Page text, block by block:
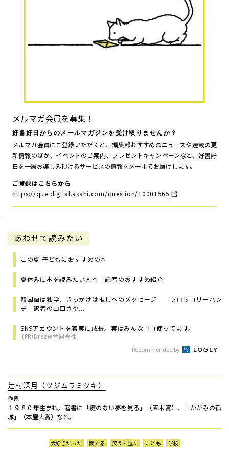
メルマガ会員を募集！
好書好日からのメールマガジンを受け取りませんか？
メルマガ会員にご登録いただくと、編集部おすすめのニュースや連載の更
新情報のほか、イベントのご案内、プレゼントキャンペーンなど、好書好
日を一層お楽しみ頂けるサービスの情報をメールでお届けします。
ご登録はこちらから
https://que.digital.asahi.com/question/10001565
あわせて読みたい
この夏 子どもにおすすめの本
夏休みに本を読みたい人へ 記者のおすすめ紹介
韓国語は独学、きっかけは推しへのメッセージ 「ブロッコリーパン
チ」訳者の山口さや...
SNSアカウントを着実に成長。実はみんなココ使ってます。
(PR)Dreaw合同会社
Recommended by
辻村深月（ツジムラミヅキ）
作家
１９８０年生まれ。著書に「鍵のない夢を見る」（直木賞）、「かがみの孤
城」（本屋大賞）など。
大好きだった 愛でる 笑う・泣く こども 学校